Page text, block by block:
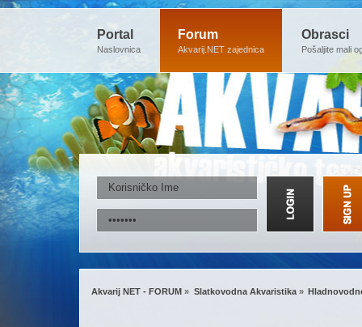
Portal
Naslovnica
Forum
Akvarij.NET zajednica
Obrasci
Pošaljite mali
Akvarij NET - FORUM » Slatkovodna Akvaristika»